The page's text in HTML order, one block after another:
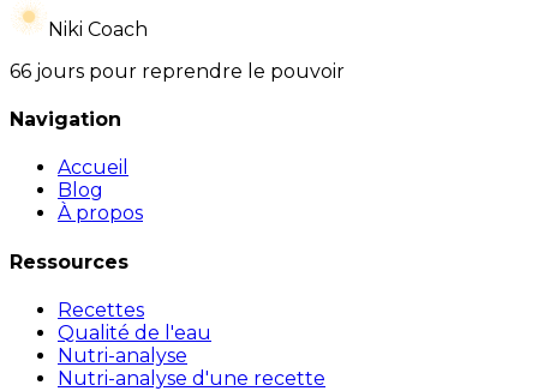
Niki Coach
66 jours pour reprendre le pouvoir
Navigation
Accueil
Blog
À propos
Ressources
Recettes
Qualité de l'eau
Nutri-analyse
Nutri-analyse d'une recette